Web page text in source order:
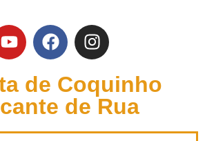
de Coquinho
de Rua